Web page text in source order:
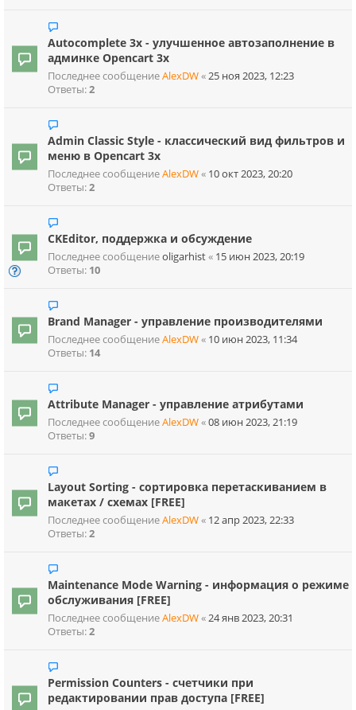
Autocomplete 3x - улучшенное автозаполнение в
админке Opencart 3x
Последнее сообщениеAlexDW«25 ноя 2023, 12:23
Ответы:2
Admin Classic Style - классический вид фильтров и
меню в Opencart 3х
Последнее сообщениеAlexDW« 10 окт 2023, 20:20
Ответы:2
CKEditor, поддержка и обсуждение
Последнее сообщениеoligarhist« 15 июн 2023, 20:19
Ответы: 10
Brand Manager - управление производителями
Последнее сообщениеAlexDW« 10 июн 2023, 11:34
Ответы: 14
Attribute Manager - управление атрибутами
Последнее сообщениеAlexDW«08 июн 2023, 21:19
Ответы:9
Layout Sorting - сортировка перетаскиванием в
макетах / схемах [FREE]
Последнее сообщениеAlexDW« 12 апр 2023, 22:33
Ответы:2
Maintenance Mode Warning - информация о режиме
обслуживания [FREE]
Последнее сообщениеAlexDW«24 янв 2023, 20:31
Ответы:2
Permission Counters - счетчики при
редактировании прав доступа [FREE]